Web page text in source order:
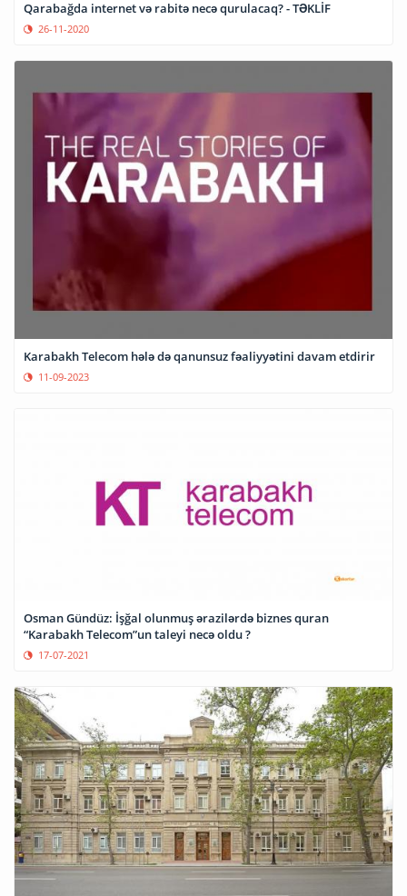
Qarabağda internet və rabitə necə qurulacaq? - TƏKLİF
26-11-2020
Karabakh Telecom hələ də qanunsuz fəaliyyətini davam etdirir
11-09-2023
Osman Gündüz: İşğal olunmuş ərazilərdə biznes quran
“Karabakh Telecom”un taleyi necə oldu ?
17-07-2021